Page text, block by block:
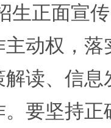
正面宣传
动权，
读、信
要坚持